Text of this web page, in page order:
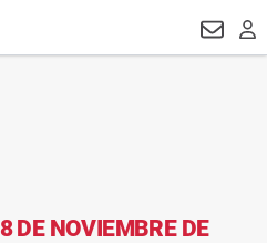
8 DE NOVIEMBRE DE